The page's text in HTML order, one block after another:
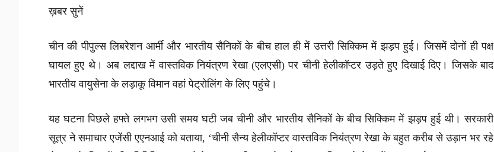
ख़बर सुनें
चीन की पीपुल्स लिबरेशन आर्मी और भारतीय सैनिकों के बीच हाल ही में उत्तरी सिक्किम में झड़प हुई। जिसमें दोनों ही पक्ष
घायल हुए थे। अब लद्दाख में वास्तविक नियंत्रण रेखा (एलएसी) पर चीनी हेलीकॉप्टर उड़ते हुए दिखाई दिए। जिसके बाद
भारतीय वायुसेना के लड़ाकू विमान वहां पेट्रोलिंग के लिए पहुंचे।
यह घटना पिछले हफ्ते लगभग उसी समय घटी जब चीनी और भारतीय सैनिकों के बीच सिक्किम में झड़प हुई थी। सरकारी
सूत्र ने समाचार एजेंसी एएनआई को बताया, ‘चीनी सैन्य हेलीकॉप्टर वास्तविक नियंत्रण रेखा के बहुत करीब से उड़ान भर रहे